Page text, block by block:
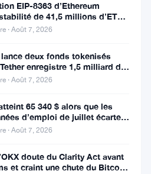
EIP-8363 d’Ethereum
de 41,5 millions d’ETH
la DeFi
· Août 7, 2026
deux fonds tokenisés
enregistre 1,5 milliard de
T2
· Août 7, 2026
65 340 $ alors que les
d’emploi de juillet écartent
des taux en
· Août 7, 2026
doute du Clarity Act avant
et craint une chute du Bitcoin